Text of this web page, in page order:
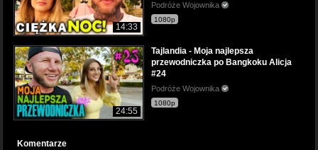
14:33
Podróże Wojownika
1080p
24:55
Tajlandia - Moja najlepsza
przewodniczka po Bangkoku Alicja
#24
Podróże Wojownika
1080p
Komentarze